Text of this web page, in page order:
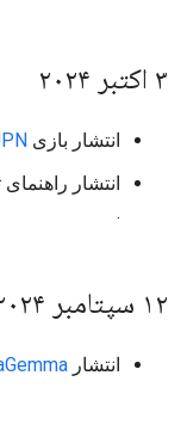
۳ اکتبر ۲۰۲۴
انتشار بازی
انتشار
.
۱۲ سپتامبر ۲۰۲۴
انتشار